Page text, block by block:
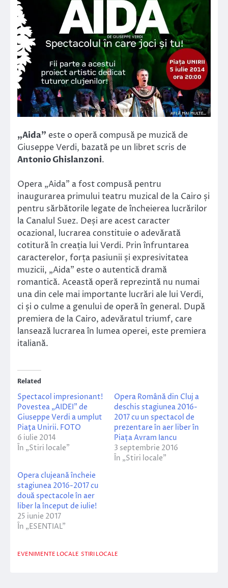
„Aida” este o operă compusă pe muzică de
Giuseppe Verdi, bazată pe un libret scris de
Antonio Ghislanzoni.
Opera „Aida” a fost compusă pentru
inaugurarea primului teatru muzical de la Cairo și
pentru sărbătorile legate de încheierea lucrărilor
la Canalul Suez. Deși are acest caracter
ocazional, lucrarea constituie o adevărată
cotitură în creația lui Verdi. Prin înfruntarea
caracterelor, forța pasiunii și expresivitatea
muzicii, „Aida” este o autentică dramă
romantică. Această operă reprezintă nu numai
una din cele mai importante lucrări ale lui Verdi,
ci și o culme a genului de operă în general. După
premiera de la Cairo, adevăratul triumf, care
lansează lucrarea în lumea operei, este premiera
italiană.
Related
Spectacol impresionant!
Povestea „AIDEI” de
Giuseppe Verdi a umplut
Piaţa Unirii. FOTO
6 iulie 2014
În „Stiri locale”
Opera Română din Cluj a
deschis stagiunea 2016-
2017 cu un spectacol de
prezentare în aer liber în
Piața Avram Iancu
3 septembrie 2016
În „Stiri locale”
Opera clujeană încheie
stagiunea 2016-2017 cu
două spectacole în aer
liber la început de iulie!
25 iunie 2017
În „ESENTIAL”
EVENIMENTE LOCALE STIRI LOCALE